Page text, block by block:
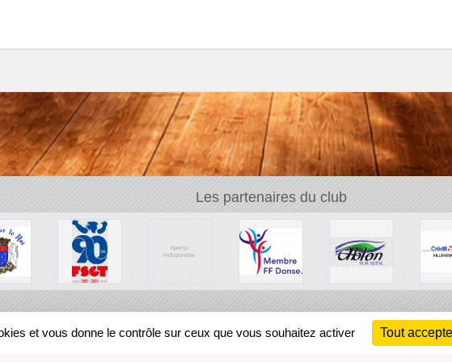
Les partenaires du club
et vous donne le contrôle sur ceux que vous souhaitez activer Tout